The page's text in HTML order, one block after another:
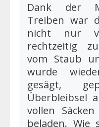
Dank der
Treiben war
nicht nur
rechtzeitig
vom Staub
wurde
gesägt,
Überbleibsel
vollen
beladen. Wie